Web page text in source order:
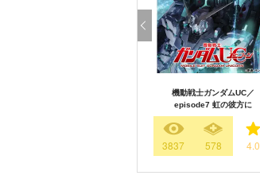
機動戦士ガンダムUC／
episode7 虹の彼方に
3837 578 4.0